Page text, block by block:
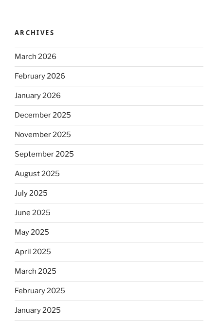
ARCHIVES
March 2026
February 2026
January 2026
December 2025
November 2025
September 2025
August 2025
July 2025
June 2025
May 2025
April 2025
March 2025
February 2025
January 2025